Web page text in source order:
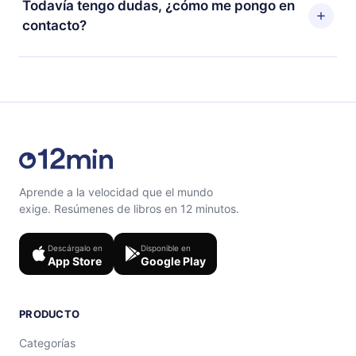
escuchar tus títulos favoritos sin conexión y desafiarte
con un cuestionario de preguntas para ayudarte a fijar
ciclo de facturación no ocurrirá.
Todavía tengo dudas, ¿cómo me pongo en
contacto?
Siéntete libre de contactarnos ensupport@12min.com.
Aprende a la velocidad que el mundo
exige. Resúmenes de libros en 12 minutos.
Descárgalo en
App Store
Disponible en
Google Play
PRODUCTO
Categorías